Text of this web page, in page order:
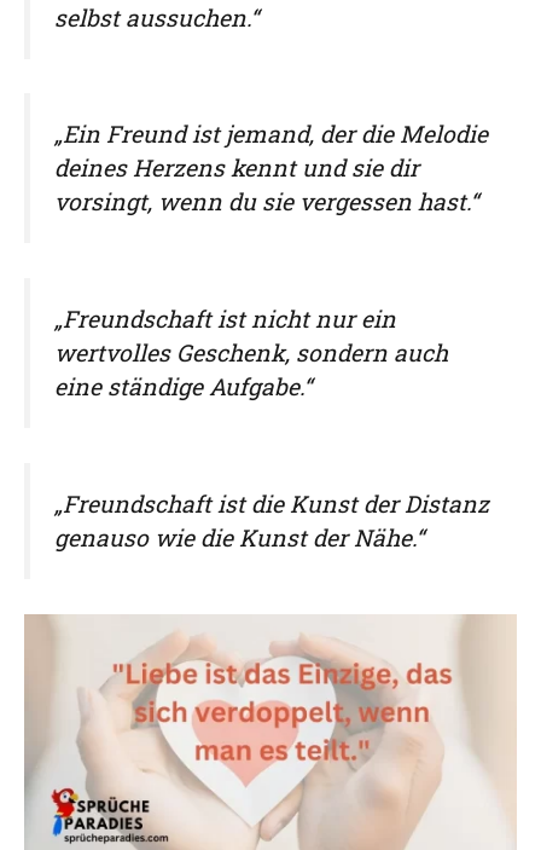
selbst aussuchen.“
„Ein Freund ist jemand, der die Melodie
deines Herzens kennt und sie dir
vorsingt, wenn du sie vergessen hast.“
„Freundschaft ist nicht nur ein
wertvolles Geschenk, sondern auch
eine ständige Aufgabe.“
„Freundschaft ist die Kunst der Distanz
genauso wie die Kunst der Nähe.“